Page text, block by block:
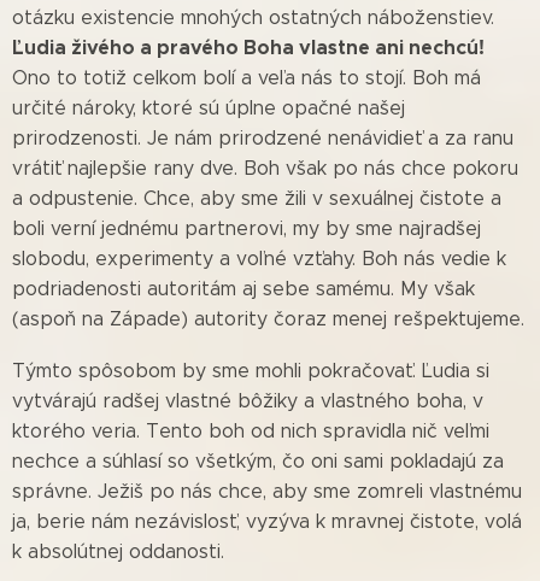
otázku existencie mnohých ostatných náboženstiev.
Ľudia živého a pravého Boha vlastne ani nechcú!
Ono to totiž celkom bolí a veľa nás to stojí. Boh má
určité nároky, ktoré sú úplne opačné našej
prirodzenosti. Je nám prirodzené nenávidieť a za ranu
vrátiť najlepšie rany dve. Boh však po nás chce pokoru
a odpustenie. Chce, aby sme žili v sexuálnej čistote a
boli verní jednému partnerovi, my by sme najradšej
slobodu, experimenty a voľné vzťahy. Boh nás vedie k
podriadenosti autoritám aj sebe samému. My však
(aspoň na Západe) autority čoraz menej rešpektujeme.
Týmto spôsobom by sme mohli pokračovať. Ľudia si
vytvárajú radšej vlastné bôžiky a vlastného boha, v
ktorého veria. Tento boh od nich spravidla nič veľmi
nechce a súhlasí so všetkým, čo oni sami pokladajú za
správne. Ježiš po nás chce, aby sme zomreli vlastnému
ja, berie nám nezávislosť, vyzýva k mravnej čistote, volá
k absolútnej oddanosti.